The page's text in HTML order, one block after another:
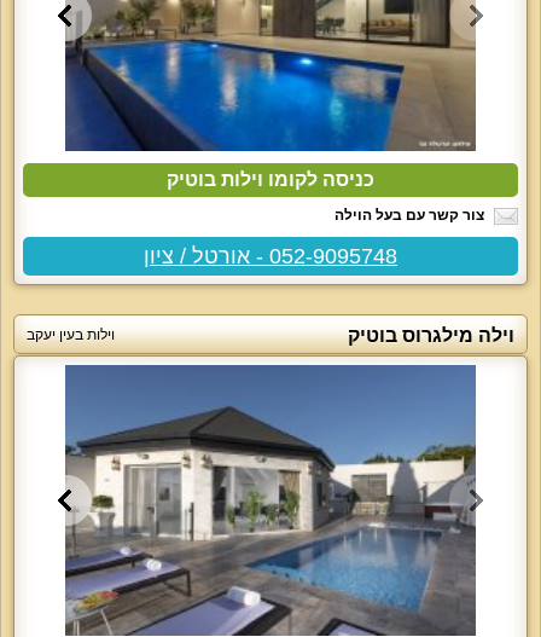
כניסה לקומו וילות בוטיק
צור קשר עם בעל הוילה
052-9095748 - אורטל / ציון
וילה מילגרוס בוטיק וילות בעין יעקב